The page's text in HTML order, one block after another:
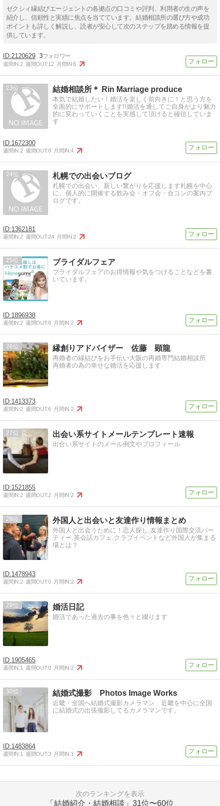
ゼクシィ縁結びエージェントの各拠点の口コミや評判、利用者の生の声を
紹介し、信頼性と実績に焦点を当てています。結婚相談所の選び方や成功
ポイントも詳しく解説し、読者が安心して次のステップを踏める情報を提
供しています。
2120629 3
週間IN:2 週間OUT:12 月間IN:6
23 結婚相談所＊ Rin Marriage produce
本気で結婚したい！婚活を楽しく前向きに！と思う方を
全面的にサポートします!!婚活を通してご自身がより魅力
的に変わっていくことを実感して頂けると確信していま
す
1672300
週間IN:2 週間OUT:8 月間IN:4
24 札幌での出会いブログ
札幌での出会い、新しい繋がりを応援します札幌を中心
に、個人的に開催する飲み会・オフ会・合コンの案内ブ
ログです。
1362181
週間IN:2 週間OUT:24 月間IN:2
25 ブライダルフェア
ブライダルフェアのお得情報や気をつけることなどを書
いています。
1896938
週間IN:2 週間OUT:8 月間IN:2
26 縁創りアドバイザー 佐藤 顕龍
再婚者の縁結びをお手伝い大阪の再婚専門結婚相談所
再婚者の為の幸せな婚活を応援します
1413373
週間IN:2 週間OUT:6 月間IN:2
27 出会い系サイトメールテンプレート速報
出合い系サイトのメール例文やプロフィール
1521855
週間IN:2 週間OUT:2 月間IN:2
28 外国人と出会いと友達作り情報まとめ
外国人と出会うために！恋人探し,友達作り国際交流パー
ティー,英会話カフェ,クラブイベントなど外国人が集まる
場とは？
1478943
週間IN:2 週間OUT:0 月間IN:2
29 婚活日記
婚活であった過去の事を色々と綴ります
1905465
週間IN:1 週間OUT:0 月間IN:2
30 結婚式撮影 Photos Image Works
近畿・全国へ結婚式撮影カメラマン 近畿を中心に全国
に結婚式の出張撮影してるカメラマンです。
1483864
週間IN:1 週間OUT:3 月間IN:1
次のランキングを表示
「結婚紹介・結婚相談」 31位〜60位